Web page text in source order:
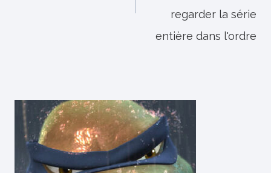
regarder la série
entière dans l'ordre